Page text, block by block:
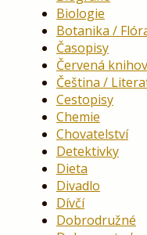
Biologie
Botanika /
Časopisy
Červená
Čeština /
Cestopisy
Chemie
Chovatelství
Detektivky
Dieta
Divadlo
Dívčí
Dobrodružné